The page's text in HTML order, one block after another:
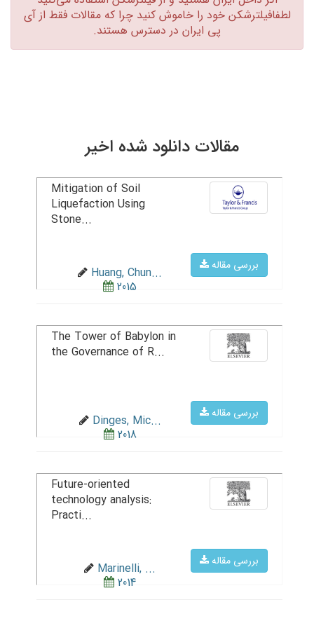
لطفافیلترشکن خود را خاموش کنید چرا که مقالات فقط از آی
پی ایران در دسترس هستند.‏
مقالات دانلود شده اخیر
بررسی مقاله
Mitigation of Soil
Liquefaction Using
Stone...
Huang, Chun...
2015
بررسی مقاله
The Tower of Babylon in
the Governance of R...
Dinges, Mic...
2018
بررسی مقاله
Future-oriented
technology analysis:
Practi...
Marinelli, ...
2014